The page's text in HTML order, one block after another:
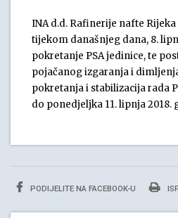
INA d.d. Rafinerije nafte
tijekom današnjeg dana, 8.
pokretanje PSA jedinice, te
pojačanog izgaranja i
pokretanja i stabilizacija rada
do ponedjeljka 11. lipnja 2018.
PODIJELITE NA FACEBOOK-U